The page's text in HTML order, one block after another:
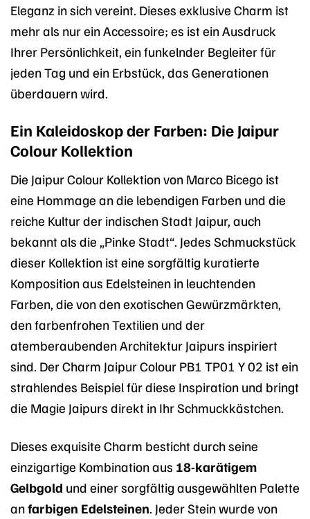
Eleganz in sich vereint. Dieses exklusive Charm ist
mehr als nur ein Accessoire; es ist ein Ausdruck
Ihrer Persönlichkeit, ein funkelnder Begleiter für
jeden Tag und ein Erbstück, das Generationen
überdauern wird.
Ein Kaleidoskop der Farben: Die Jaipur
Colour Kollektion
Die Jaipur Colour Kollektion von Marco Bicego ist
eine Hommage an die lebendigen Farben und die
reiche Kultur der indischen Stadt Jaipur, auch
bekannt als die „Pinke Stadt“. Jedes Schmuckstück
dieser Kollektion ist eine sorgfältig kuratierte
Komposition aus Edelsteinen in leuchtenden
Farben, die von den exotischen Gewürzmärkten,
den farbenfrohen Textilien und der
atemberaubenden Architektur Jaipurs inspiriert
sind. Der Charm Jaipur Colour PB1 TP01 Y 02 ist ein
strahlendes Beispiel für diese Inspiration und bringt
die Magie Jaipurs direkt in Ihr Schmuckkästchen.
Dieses exquisite Charm besticht durch seine
einzigartige Kombination aus 18-karätigem
Gelbgold und einer sorgfältig ausgewählten Palette
anfarbigen Edelsteinen. Jeder Stein wurde von